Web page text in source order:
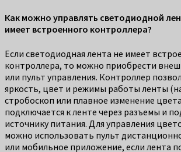
Как можно управлять светодиодной
имеет встроенного контроллера?
Если светодиодная лента не имеет
контроллера, то можно приобрести
или пульт управления. Контроллер
яркость, цвет и режимы работы ленты
стробоскоп или плавное изменение
подключается к ленте через разъемы и
источнику питания. Для управления
можно использовать пульт
или мобильное приложение, если лента